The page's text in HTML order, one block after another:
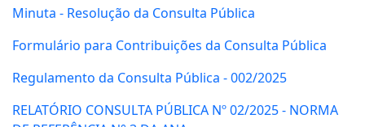
Minuta - Resolução da Consulta Pública
Formulário para Contribuições da Consulta Pública
Regulamento da Consulta Pública - 002/2025
RELATÓRIO CONSULTA PÚBLICA Nº 02/2025 - NORMA